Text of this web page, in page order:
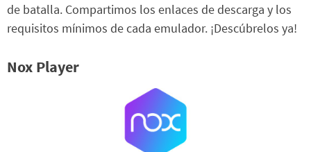
de batalla. Compartimos los enlaces de descarga y los
requisitos mínimos de cada emulador. ¡Descúbrelos ya!
Nox Player